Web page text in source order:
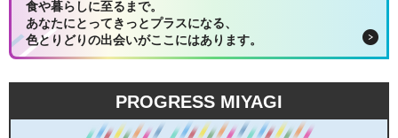
食や暮らしに至るまで。
あなたにとってきっとプラスになる、
色とりどりの出会いがここにはあります。
PROGRESS MIYAGI